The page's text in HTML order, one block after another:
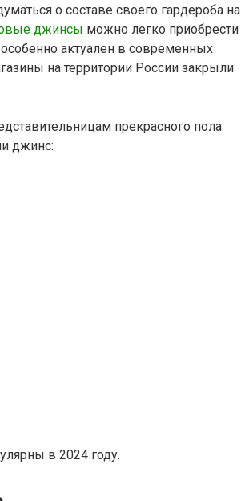
о составе своего гардероба на
джинсы можно легко приобрести
актуален в современных
на территории России закрыли
прекрасного пола
джинс:
в 2024 году.